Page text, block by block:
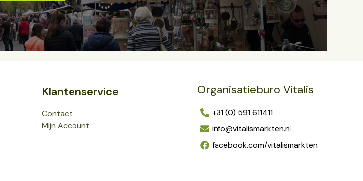
Klantenservice
Contact
Mijn Account
Organisatieburo Vitalis
+31 (0) 591 611411
info@vitalismarkten.nl
facebook.com/vitalismarkten